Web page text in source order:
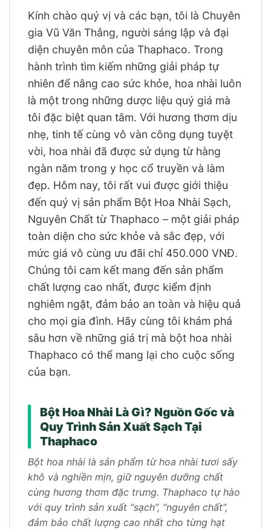
Kính chào quý vị và các bạn, tôi là Chuyên
gia Vũ Văn Thắng, người sáng lập và đại
diện chuyên môn của Thaphaco. Trong
hành trình tìm kiếm những giải pháp tự
nhiên để nâng cao sức khỏe, hoa nhài luôn
là một trong những dược liệu quý giá mà
tôi đặc biệt quan tâm. Với hương thơm dịu
nhẹ, tinh tế cùng vô vàn công dụng tuyệt
vời, hoa nhài đã được sử dụng từ hàng
ngàn năm trong y học cổ truyền và làm
đẹp. Hôm nay, tôi rất vui được giới thiệu
đến quý vị sản phẩm Bột Hoa Nhài Sạch,
Nguyên Chất từ Thaphaco – một giải pháp
toàn diện cho sức khỏe và sắc đẹp, với
mức giá vô cùng ưu đãi chỉ 450.000 VNĐ.
Chúng tôi cam kết mang đến sản phẩm
chất lượng cao nhất, được kiểm định
nghiêm ngặt, đảm bảo an toàn và hiệu quả
cho mọi gia đình. Hãy cùng tôi khám phá
sâu hơn về những giá trị mà bột hoa nhài
Thaphaco có thể mang lại cho cuộc sống
của bạn.
Bột Hoa Nhài Là Gì? Nguồn Gốc và
Quy Trình Sản Xuất Sạch Tại
Thaphaco
Bột hoa nhài là sản phẩm từ hoa nhài tươi sấy
khô và nghiền mịn, giữ nguyên dưỡng chất
cùng hương thơm đặc trưng. Thaphaco tự hào
với quy trình sản xuất “sạch”, “nguyên chất”,
đảm bảo chất lượng cao nhất cho từng hạt